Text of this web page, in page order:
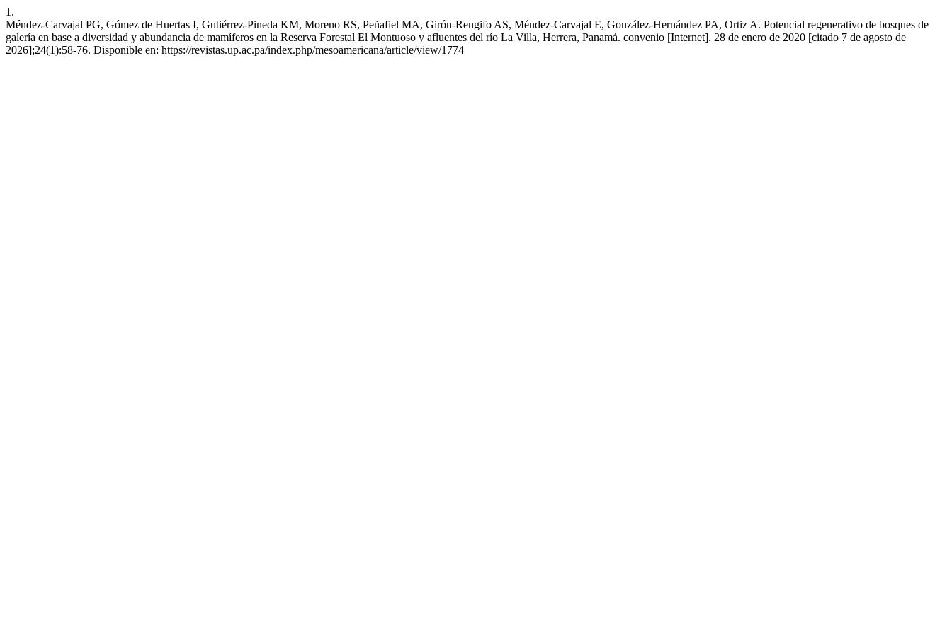
1.
Méndez-Carvajal PG, Gómez de Huertas I, Gutiérrez-Pineda KM, Moreno RS, Peñafiel MA, Girón-Rengifo AS, Méndez-Carvajal E, González-Hernández PA, Ortiz A. Potencial regenerativo de bosques de
galería en base a diversidad y abundancia de mamíferos en la Reserva Forestal El Montuoso y afluentes del río La Villa, Herrera, Panamá. convenio [Internet]. 28 de enero de 2020 [citado 7 de agosto de
2026];24(1):58-76. Disponible en: https://revistas.up.ac.pa/index.php/mesoamericana/article/view/1774